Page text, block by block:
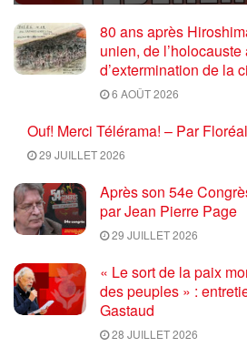
80 ans après
unien, de
d’extermination de la
6 AOÛT 2026
Ouf! Merci Télérama! – Par Floréal
29 JUILLET 2026
Après son 54e
par Jean Pierre Page
29 JUILLET 2026
« Le sort de la paix
des peuples » :
Gastaud
28 JUILLET 2026